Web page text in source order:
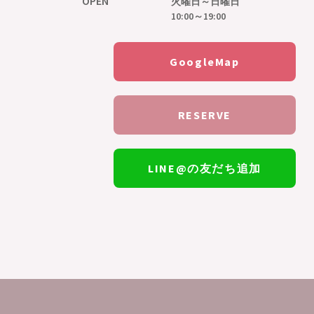
10:00～19:00
GoogleMap
RESERVE
LINE@の友だち追加